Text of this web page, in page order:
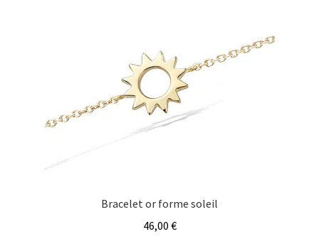
Bracelet or forme soleil
46,00 €